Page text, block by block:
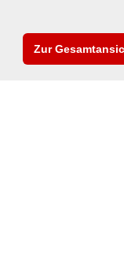
Zur